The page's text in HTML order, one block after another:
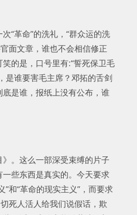
“革命”的洗礼，“群众运的洗
面文章，谁也不会相信修正
的是，口号里有:“誓死保卫毛
是谁要害毛主席？邓拓的舌剑
是谁，报纸上没有公布，谁
。这么一部深受束缚的片子
些东西是真实的。今天要求
”和“革命的现实主义”，而要求
死人活人给我们说假话，欺